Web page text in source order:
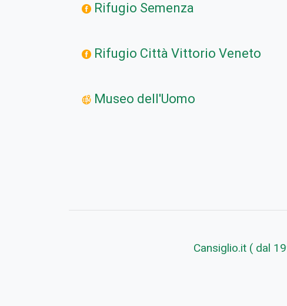
Rifugio Semenza
Rifugio Città Vittorio Veneto
Museo dell'Uomo
Cansiglio.it ( dal